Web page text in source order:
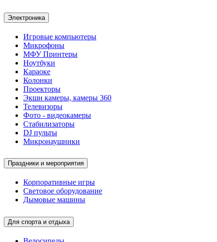
Электроника
Игровые компьютеры
Микрофоны
МФУ Принтеры
Ноутбуки
Караоке
Колонки
Проекторы
Экшн камеры, камеры 360
Телевизоры
Фото - видеокамеры
Стабилизаторы
DJ пульты
Микронаушники
Праздники и мероприятия
Корпоративные игры
Световое оборудование
Дымовые машины
Для спорта и отдыха